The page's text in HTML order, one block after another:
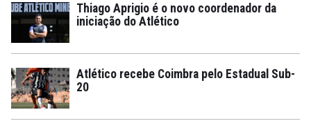
Thiago Aprigio é o novo coordenador da
iniciação do Atlético
Atlético recebe Coimbra pelo Estadual Sub-
20